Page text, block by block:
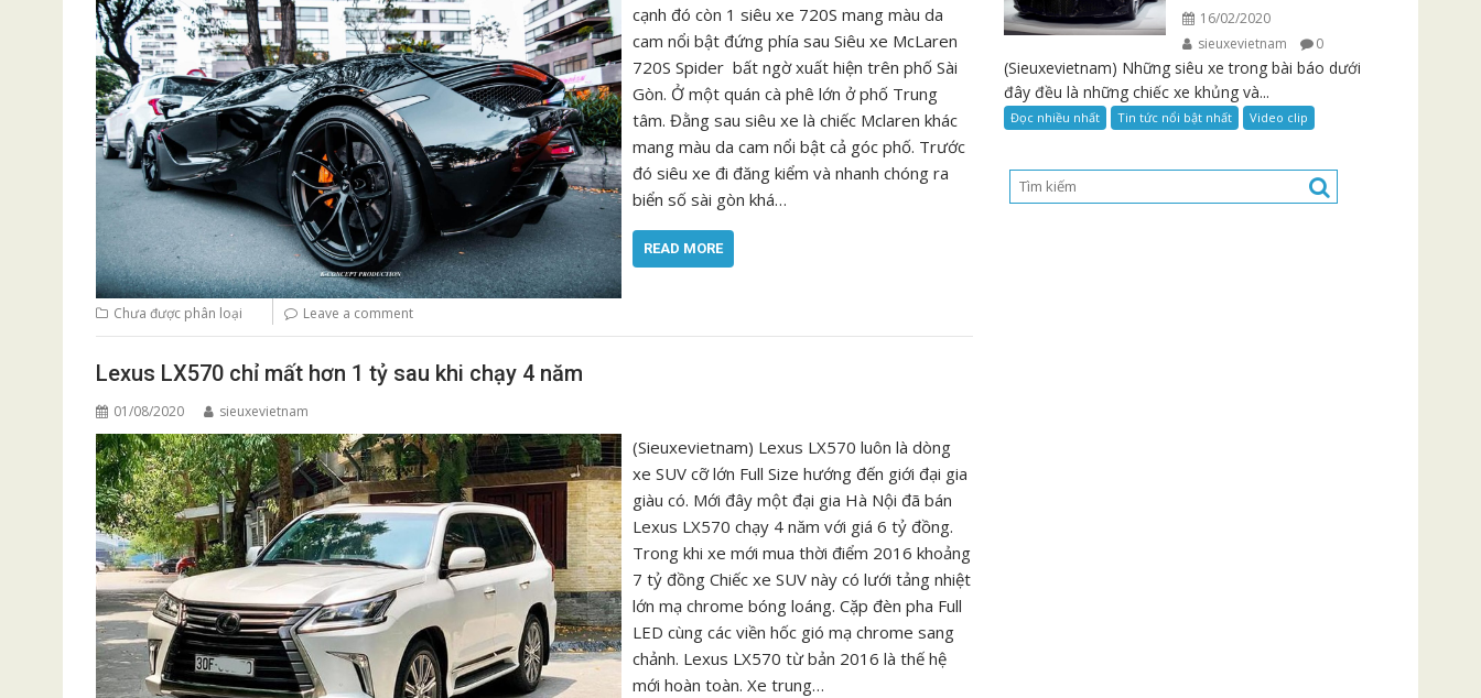
cạnh đó còn 1 siêu xe 720S mang màu da
cam nổi bật đứng phía sau Siêu xe McLaren
720S Spider bất ngờ xuất hiện trên phố Sài
Gòn. Ở một quán cà phê lớn ở phố Trung
tâm. Đằng sau siêu xe là chiếc Mclaren khác
mang màu da cam nổi bật cả góc phố. Trước
đó siêu xe đi đăng kiểm và nhanh chóng ra
biển số sài gòn khá…
READ MORE
Chưa được phân loại Leave a comment
Lexus LX570 chỉ mất hơn 1 tỷ sau khi chạy 4 năm
01/08/2020 sieuxevietnam
(Sieuxevietnam) Lexus LX570 luôn là dòng
xe SUV cỡ lớn Full Size hướng đến giới đại gia
giàu có. Mới đây một đại gia Hà Nội đã bán
Lexus LX570 chạy 4 năm với giá 6 tỷ đồng.
Trong khi xe mới mua thời điểm 2016 khoảng
7 tỷ đồng Chiếc xe SUV này có lưới tảng nhiệt
lớn mạ chrome bóng loáng. Cặp đèn pha Full
LED cùng các viền hốc gió mạ chrome sang
chảnh. Lexus LX570 từ bản 2016 là thế hệ
mới hoàn toàn. Xe trung…
16/02/2020
sieuxevietnam
0
(Sieuxevietnam) Những siêu xe trong bài báo dưới
đây đều là những chiếc xe khủng và...
Đọc nhiều nhất Tin tức nổi bật nhất Video clip